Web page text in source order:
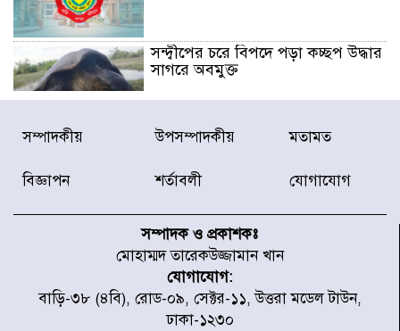
সন্দ্বীপের চরে বিপদে পড়া কচ্ছপ উদ্ধার
সাগরে অবমুক্ত
মাতারবাড়ী পৌঁছে নির্ধারিত কর্মসূচিতে
জাতীয় সাংবাদিক সংস্থার পিরোজপুর
জেলা কমিটি অনুমোদন
গণঅভ্যুত্থানের তথ্য বিশ্বমিডিয়ায় পৌঁছে
দিতেন আদীব, গুমের চেষ্টা ৩ বার
সম্পাদকীয় উপসম্পাদকীয় মতামত
বিজ্ঞাপন শর্তাবলী যোগাযোগ
সম্পাদক ও প্রকাশকঃ
মোহাম্মদ তারেকউজ্জামান খান
যোগাযোগ:
বাড়ি-৩৮ (৪বি), রোড-০৯, সেক্টর-১১, উত্তরা মডেল টাউন,
ঢাকা-১২৩০